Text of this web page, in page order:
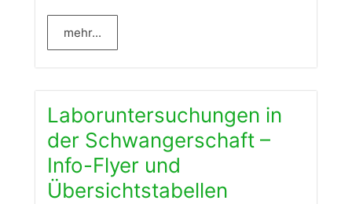
mehr...
Laboruntersuchungen in
der Schwangerschaft –
Info-Flyer und
Übersichtstabellen